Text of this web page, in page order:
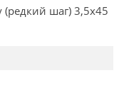
шаг) 3,5х45